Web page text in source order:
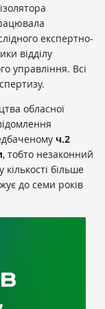
експертно-
відділу
управління. Всі
обласної
ч.2
, тобто незаконний
більше
до семи років